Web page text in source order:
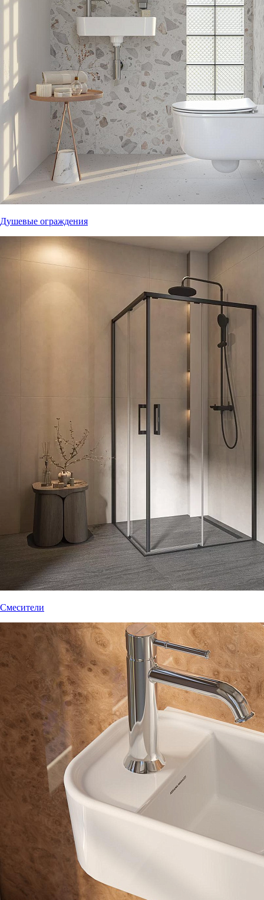
Душевые ограждения
Смесители